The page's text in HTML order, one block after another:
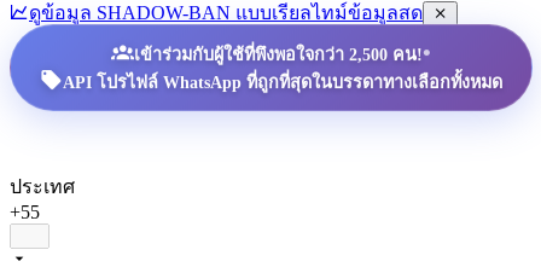
ดูข้อมูล SHADOW-BAN แบบเรียลไทม์ข้อมูลสด
เข้าร่วมกับผู้ใช้ที่พึงพอใจกว่า 2,500 คน!•
API โปรไฟล์ WhatsApp ที่ถูกที่สุดในบรรดาทางเลือกทั้งหมด
ประเทศ
+55